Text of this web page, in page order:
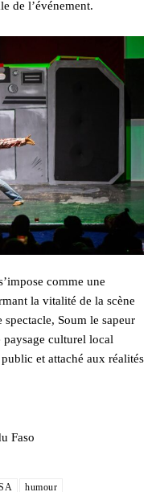
de l’événement.
comme une
la vitalité de la scène
Soum le sapeur
culturel local
et attaché aux réalités
Faso
humour